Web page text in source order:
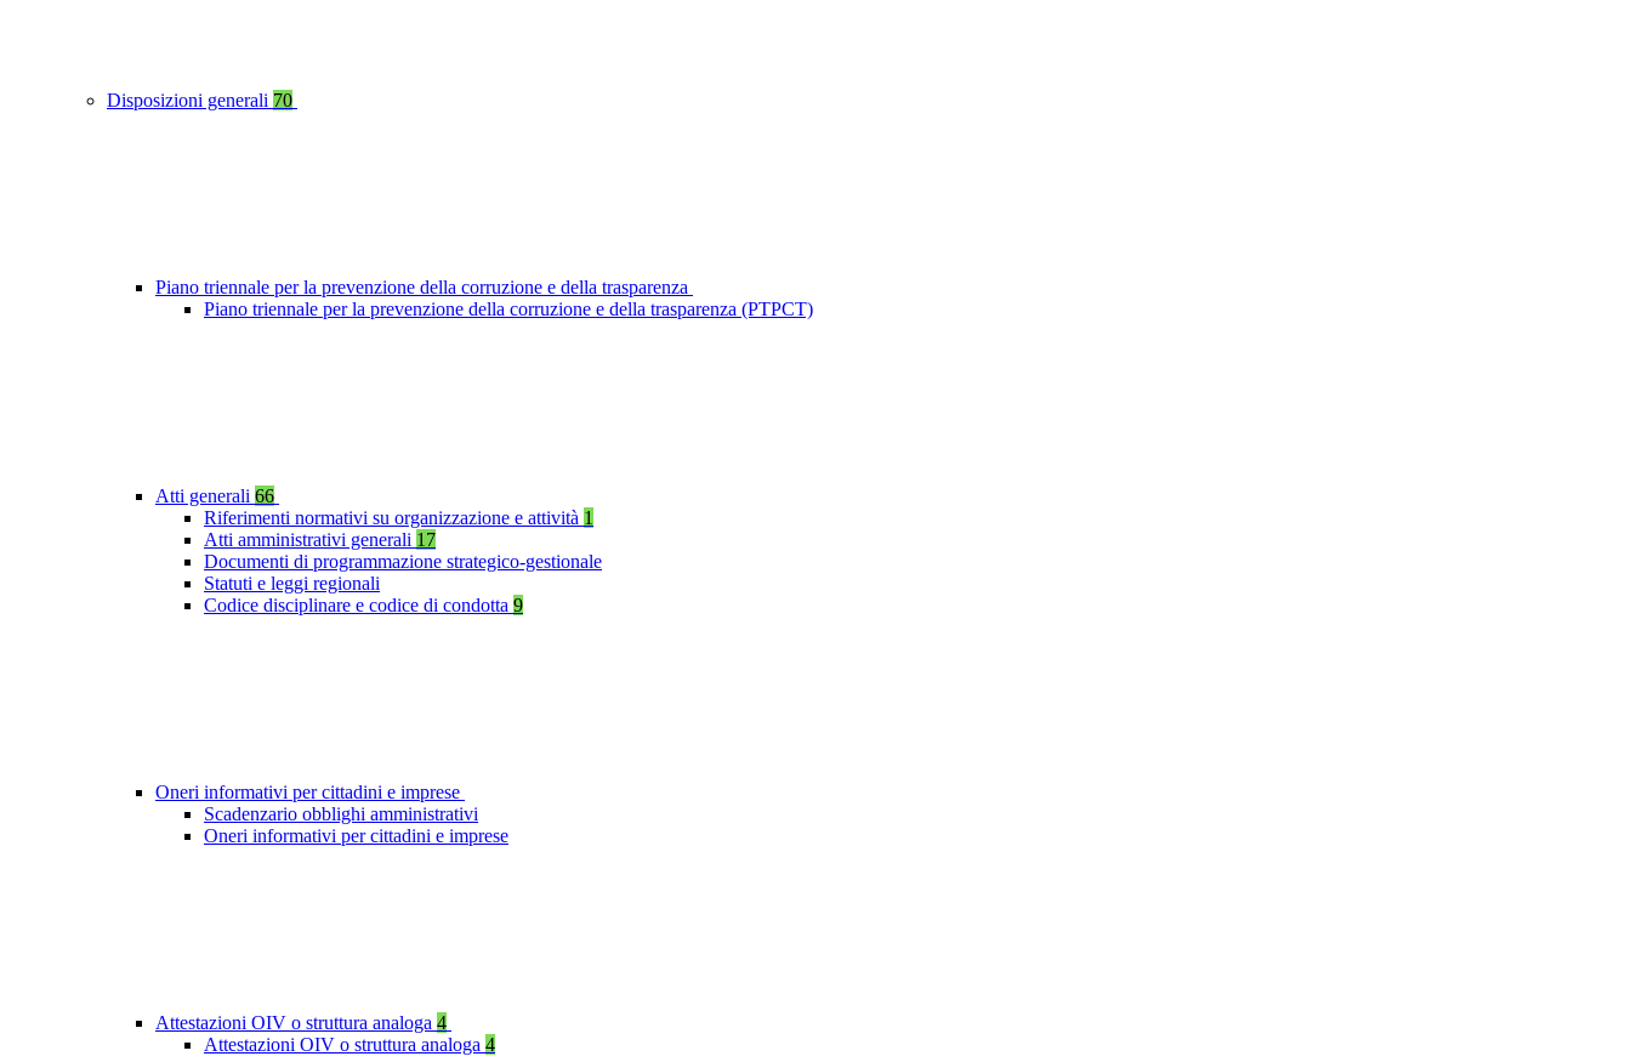
Disposizioni generali 70
Piano triennale per la prevenzione della corruzione e della trasparenza
Piano triennale per la prevenzione della corruzione e della trasparenza (PTPCT)
Atti generali 66
Riferimenti normativi su organizzazione e attività 1
Atti amministrativi generali 17
Documenti di programmazione strategico-gestionale
Statuti e leggi regionali
Codice disciplinare e codice di condotta 9
Oneri informativi per cittadini e imprese
Scadenzario obblighi amministrativi
Oneri informativi per cittadini e imprese
Attestazioni OIV o struttura analoga 4
Attestazioni OIV o struttura analoga 4